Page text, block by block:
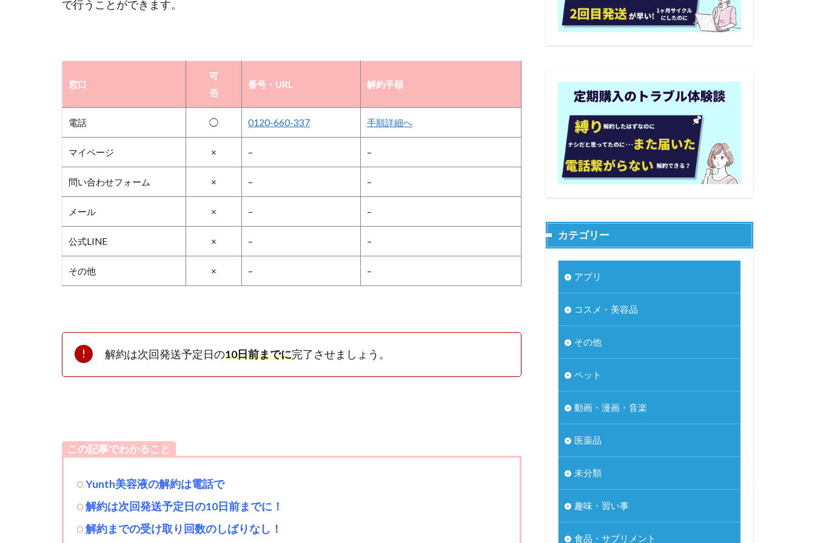
で行うことができます。
窓口
可
否
番号・URL 解約手順
電話 ◯ 0120-660-337 手順詳細へ
マイページ × – –
問い合わせフォーム × – –
メール × – –
公式LINE × – –
その他 × – –
解約は次回発送予定日の10日前までに完了させましょう。
この記事でわかること
Yunth美容液の解約は電話で
解約は次回発送予定日の10日前までに！
解約までの受け取り回数のしばりなし！
カテゴリー
アプリ
コスメ・美容品
その他
ペット
動画・漫画・音楽
医薬品
未分類
趣味・習い事
食品・サプリメント